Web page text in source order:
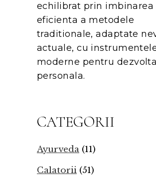
echilibrat prin imbinarea
eficienta a metodele
traditionale, adaptate
actuale, cu
moderne pentru
personala.
CATEGORII
Ayurveda (11)
Calatorii (51)